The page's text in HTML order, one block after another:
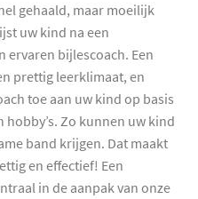
gehaald, maar moeilijk
uw kind na een
ervaren bijlescoach. Een
prettig leerklimaat, en
toe aan uw kind op basis
Zo kunnen uw kind
band krijgen. Dat maakt
en effectief! Een
in de aanpak van onze